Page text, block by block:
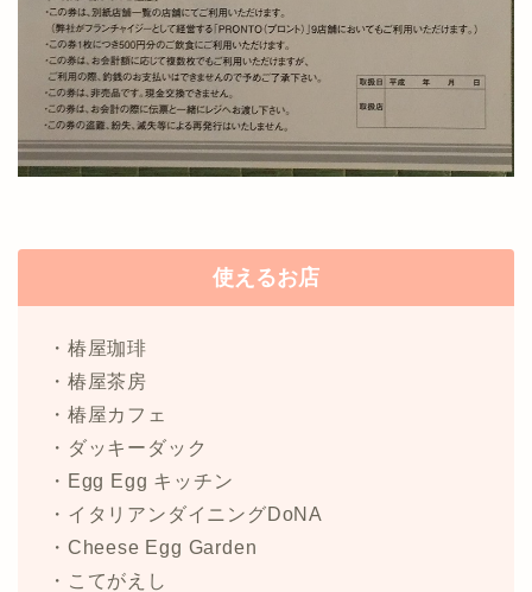
使えるお店
・椿屋珈琲
・椿屋茶房
・椿屋カフェ
・ダッキーダック
・Egg Egg キッチン
・イタリアンダイニングDoNA
・Cheese Egg Garden
・こてがえし